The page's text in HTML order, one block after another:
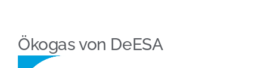
Ökogas von DeESA